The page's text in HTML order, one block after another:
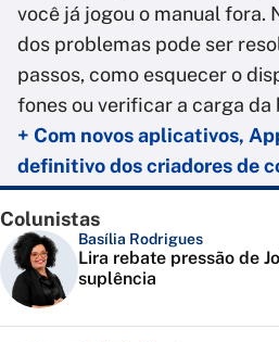
você já jogou o manual fora.
dos problemas pode ser
passos, como esquecer o
fones ou verificar a carga da
+ Com novos aplicativos,
definitivo dos criadores de
Colunistas
Basília Rodrigues
Lira rebate pressão de
suplência